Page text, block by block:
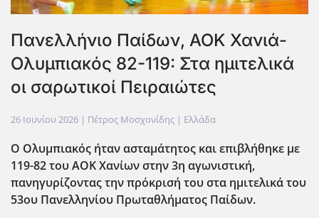
Πανελλήνιο Παίδων, ΑΟΚ Χανιά-
Ολυμπιακός 82-119: Στα ημιτελικά
οι σαρωτικοί Πειραιώτες
26 Ιουνίου 2026 | Πέτρος Μοσχονίδης | Ελλάδα
Ο Ολυμπιακός ήταν ασταμάτητος και επιβλήθηκε με
119-82 του ΑΟΚ Χανίων στην 3η αγωνιστική,
πανηγυρίζοντας την πρόκρισή του στα ημιτελικά του
53ου Πανελληνίου Πρωταθλήματος Παίδων.